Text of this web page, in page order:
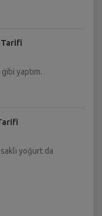
Tarifi
yaptım.
yoğurt da